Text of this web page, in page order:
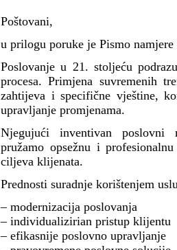
Poštovani,
u prilogu poruke je Pismo
Poslovanje u 21. stoljeću
procesa. Primjena suvremenih
zahtijeva i specifične vještine,
upravljanje promjenama.
Njegujući inventivan poslovni
pružamo opsežnu i
ciljeva klijenata.
Prednosti suradnje korištenjem
– modernizacija poslovanja
– individualizirian pristup klijentu
– efikasnije poslovno upravljanje